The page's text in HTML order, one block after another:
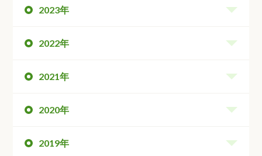
2023年
2022年
2021年
2020年
2019年